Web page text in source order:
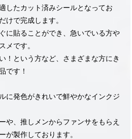
したカット済みシールとなってお
けで完成します。
に貼ることができ、急いでいる方や
メです。
！という方など、さまざまな方にき
です！
に発色がきれいで鮮やかなインクジ
や、推しメンからファンサをもらえ
が製作しております。